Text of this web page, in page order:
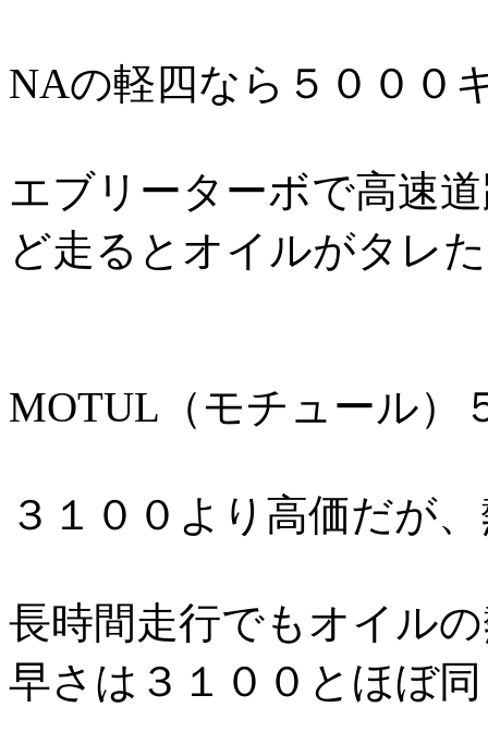
NAの軽四なら５０００
エブリーターボで高速
ど走るとオイルがタレた
MOTUL（モチュー
３１００より高価だが
長時間走行でもオイル
早さは３１００とほぼ